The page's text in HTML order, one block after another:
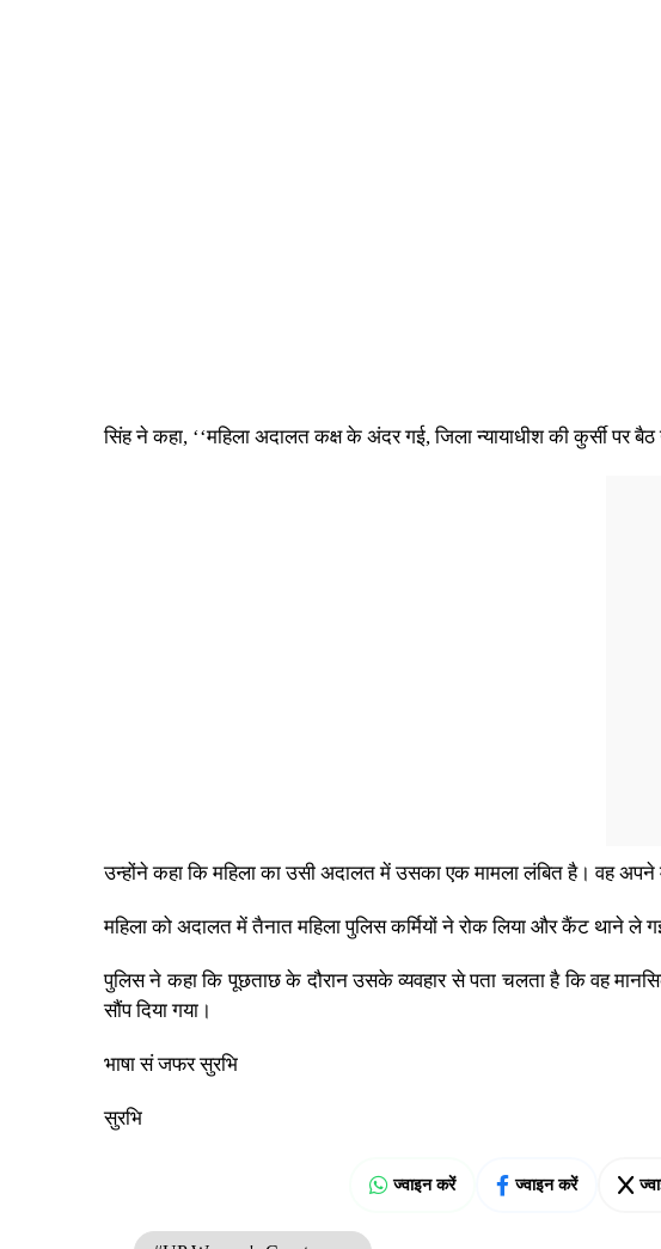
सिंह ने कहा, ‘‘महिला अदालत कक्ष के अंदर गई, जिला न्यायाधीश की कुर्सी पर
उन्होंने कहा कि महिला का उसी अदालत में उसका एक मामला लंबित है। वह
महिला को अदालत में तैनात महिला पुलिस कर्मियों ने रोक लिया और कैंट थाने ले
पुलिस ने कहा कि पूछताछ के दौरान उसके व्यवहार से पता चलता है कि वह
सौंप दिया गया।
भाषा सं जफर सुरभि
सुरभि
ज्वाइन करें ज्वाइन करें